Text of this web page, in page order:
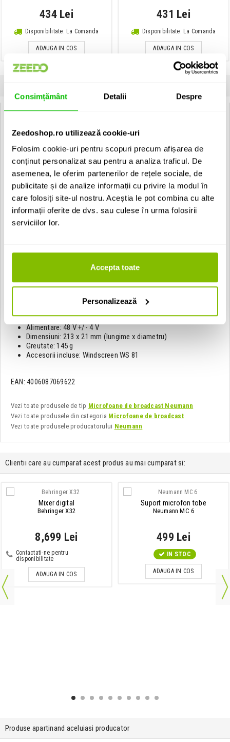
Consimțământ Detalii Despre
Zeedoshop.ro utilizează cookie-uri
Folosim cookie-uri pentru scopuri precum afișarea de
conținut personalizat sau pentru a analiza traficul. De
asemenea, le oferim partenerilor de rețele sociale, de
publicitate și de analize informații cu privire la modul în
care folosiți site-ul nostru. Aceștia le pot combina cu alte
informații oferite de dvs. sau culese în urma folosirii
serviciilor lor.
Accepta toate
Personalizează
434 Lei
Disponibilitate: La Comanda
ADAUGA IN COS
431 Lei
Disponibilitate: La Comanda
ADAUGA IN COS
Caracteristici esentiale:
Directivitate ridicata, cu un unghi de captare de 90°
Respingere excelenta a sunetelor nedorite, fara coloratie
sonora off-axis
Switch-uri pentru filtru low-cut si pad de atenuare
Design "lightweight", usor de transportat si integrat in orice
setup
Consum redus de energie
Specificatii tehnica:
Sensibilitate 1 kHz la 1 kohm: 18 mV/Pa
Impedanta nominala: 150 ohmi
Impedanta nominala de sarcina: 1 k ohmi
Raport semnal-zgomot, CCIR: 71 dB
Raport semnal-zgomot, A-weighted: 82 dB
SPL maxim (THD 0.5%): 128 dB
Voltaj maxim de iesire: 1.3 dBu
Alimentare: 48 V +/- 4 V
Dimensiuni: 213 x 21 mm (lungime x diametru)
Greutate: 145 g
Accesorii incluse: Windscreen WS 81
EAN: 4006087069622
Vezi toate produsele de tip Microfoane de broadcast Neumann
Vezi toate produsele din categoria Microfoane de broadcast
Vezi toate produsele producatorului Neumann
Clientii care au cumparat acest produs au mai cumparat si:
Mixer digital
Behringer X32
8,699 Lei
Contactati-ne pentru
disponibilitate
ADAUGA IN COS
Suport microfon tobe
Neumann MC 6
499 Lei
IN STOC
ADAUGA IN COS
Produse apartinand aceluiasi producator